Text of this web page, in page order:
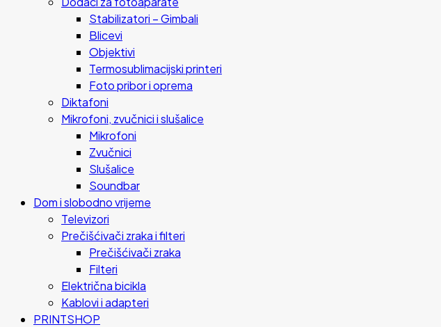
Stabilizatori – Gimbali
Blicevi
Objektivi
Termosublimacijski printeri
Foto pribor i oprema
Diktafoni
Mikrofoni, zvučnici i slušalice
Mikrofoni
Zvučnici
Slušalice
Soundbar
Dom i slobodno vrijeme
Televizori
Prečišćivači zraka i filteri
Prečišćivači zraka
Filteri
Električna bicikla
Kablovi i adapteri
PRINTSHOP